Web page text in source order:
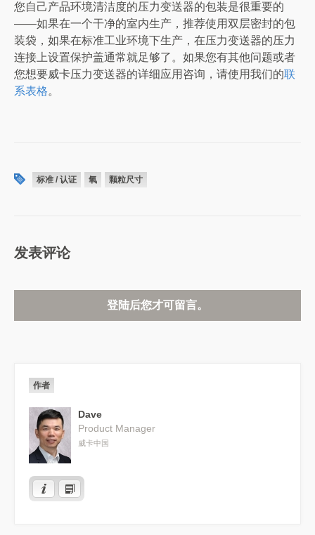
您自己产品环境清洁度的压力变送器的包装是很重要的
——如果在一个干净的室内生产，推荐使用双层密封的包
装袋，如果在标准工业环境下生产，在压力变送器的压力
连接上设置保护盖通常就足够了。如果您有其他问题或者
您想要威卡压力变送器的详细应用咨询，请使用我们的联
系表格。
标准 / 认证 氧 颗粒尺寸
发表评论
登陆后您才可留言。
作者
Dave
Product Manager
威卡中国